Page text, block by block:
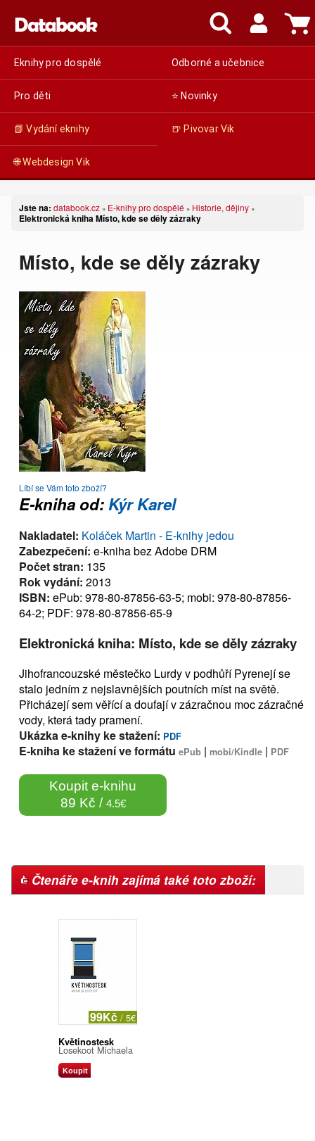
Eknihy pro dospělé Odborné a učebnice
Pro děti ⭐ Novinky
📗 Vydání eknihy 🍺 Pivovar Vik
🌐 Webdesign Vik
Jste na: databook.cz » E-knihy pro dospělé » Historie, dějiny »
Elektronická kniha Místo, kde se děly zázraky
Místo, kde se děly zázraky
Líbí se Vám toto zboží?
E-kniha od:Kýr Karel
Nakladatel: Koláček Martin - E-knihy jedou
Zabezpečení: e-kniha bez Adobe DRM
Počet stran: 135
Rok vydání: 2013
ISBN: ePub: 978-80-87856-63-5; mobi: 978-80-87856-
64-2; PDF: 978-80-87856-65-9
Elektronická kniha: Místo, kde se děly zázraky
Jihofrancouzské městečko Lurdy v podhůří Pyrenejí se
stalo jedním z nejslavnějších poutních míst na světě.
Přicházejí sem věřící a doufají v zázračnou moc zázračné
vody, která tady pramení.
Ukázka e-knihy ke stažení: PDF
E-kniha ke stažení ve formátu ePub | mobi/Kindle | PDF
Koupit e-knihu
89 Kč / 4.5€
Čtenáře e-knih zajímá také toto zboží:
99Kč / 5€
Květinostesk
Losekoot Michaela
Koupit